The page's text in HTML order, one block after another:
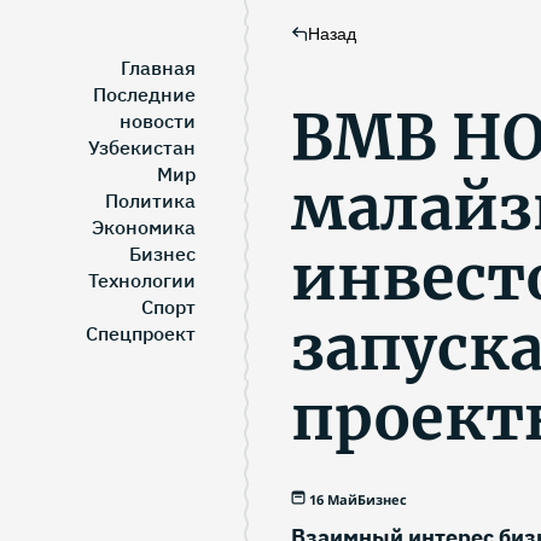
Главная
Последние
новости
Узбекистан
Мир
Политика
Экономика
Бизнес
Технологии
Спорт
Спецпроект
Назад
BMB
16 МайБизнес